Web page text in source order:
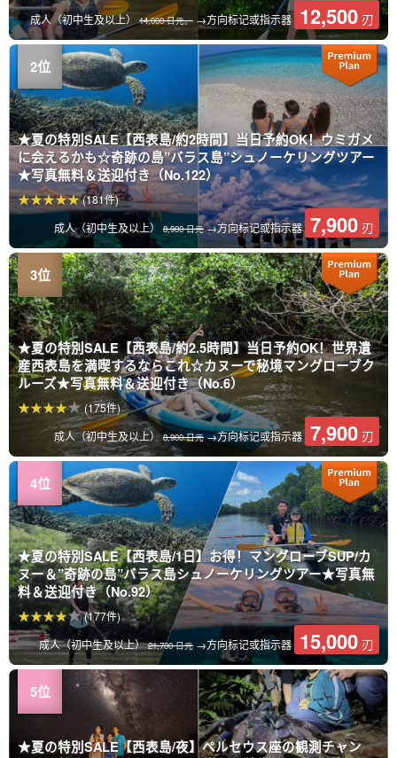
成人（初中生及以上）14,000 日元。 →方向标记或指示器 12,500 刃
★夏の特別SALE【西表島/約2時間】当日予約OK！ウミガメ
に会えるかも☆奇跡の島”バラス島”シュノーケリングツアー
★写真無料＆送迎付き（No.122）
成人（初中生及以上） 8,900 日元→方向标记或指示器 7,900 刃
(181件)
★夏の特別SALE【西表島/約2.5時間】当日予約OK！世界遺
産西表島を満喫するならこれ☆カヌーで秘境マングローブク
ルーズ★写真無料＆送迎付き（No.6）
成人（初中生及以上）8,900 日元→方向标记或指示器 7,900 刃
(175件)
★夏の特別SALE【西表島/1日】お得！マングローブSUP/カ
ヌー＆”奇跡の島”バラス島シュノーケリングツアー★写真無
料＆送迎付き（No.92）
成人（初中生及以上）21,700 日元 →方向标记或指示器 15,000 刃
(177件)
★夏の特別SALE【西表島/夜】ペルセウス座の観測チャン